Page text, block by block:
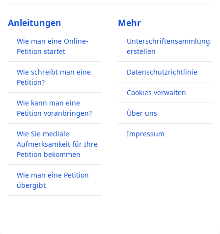
Anleitungen
Wie man eine Online-
Petition startet
Wie schreibt man eine
Petition?
Wie kann man eine
Petition voranbringen?
Wie Sie mediale
Aufmerksamkeit für Ihre
Petition bekommen
Wie man eine Petition
übergibt
Mehr
Unterschriftensammlung
erstellen
Datenschutzrichtlinie
Cookies verwalten
Über uns
Impressum